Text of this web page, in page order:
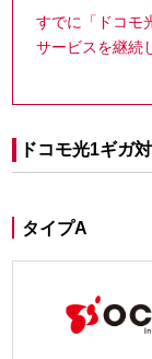
すでに「ドコモ
サービスを継続
ドコモ光1ギガ
タイプA